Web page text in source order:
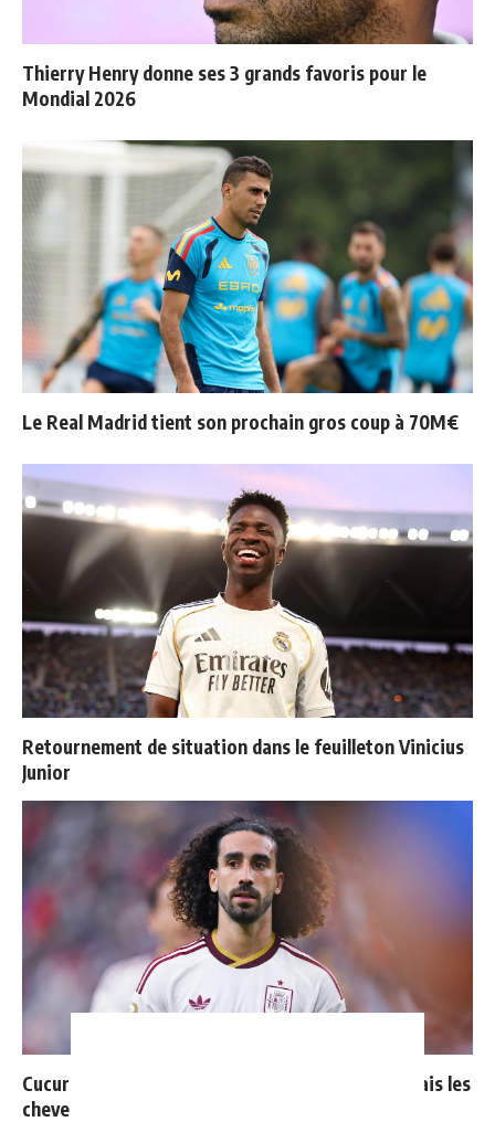
Thierry Henry donne ses 3 grands favoris pour le
Mondial 2026
Le Real Madrid tient son prochain gros coup à 70M€
Retournement de situation dans le feuilleton Vinicius
Junior
Cucurella explique pourquoi il ne se coupera jamais les
cheveux